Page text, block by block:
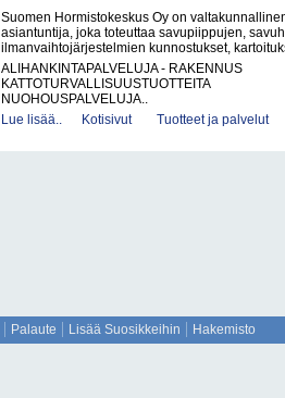
Suomen Hormistokeskus Oy on
asiantuntija, joka toteuttaa savupiippujen,
ilmanvaihtojärjestelmien kunnostukset,
ALIHANKINTAPALVELUJA - RAKENNUS
KATTOTURVALLISUUSTUOTTEITA
NUOHOUSPALVELUJA..
Lue lisää..
Kotisivut Tuotteet ja palvelut
Palaute Lisää Suosikkeihin Hakemisto